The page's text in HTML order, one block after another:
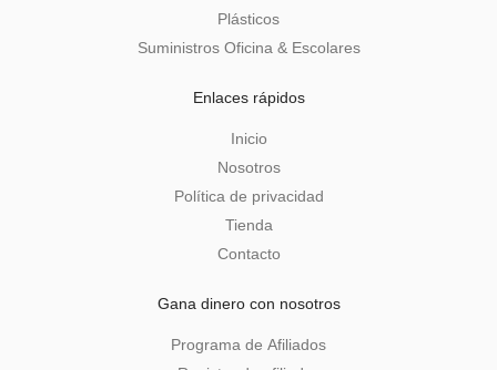
Plásticos
Suministros Oficina & Escolares
Enlaces rápidos
Inicio
Nosotros
Política de privacidad
Tienda
Contacto
Gana dinero con nosotros
Programa de Afiliados